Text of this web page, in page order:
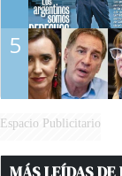
5
Espacio Publicitario